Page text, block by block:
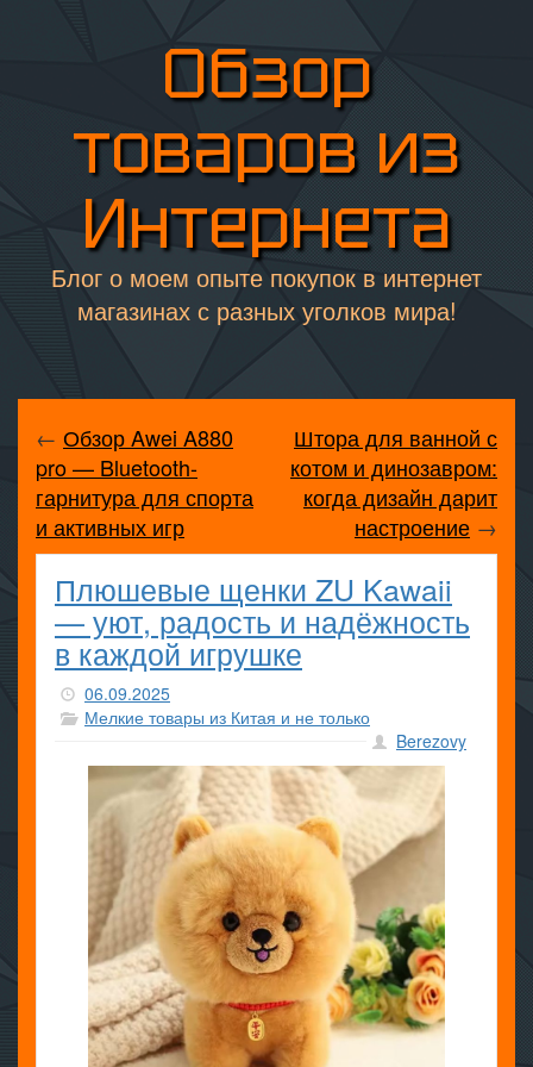
Обзор
товаров из
Интернета
Блог о моем опыте покупок в интернет
магазинах с разных уголков мира!
← Обзор Awei A880
pro — Bluetooth-
гарнитура для спорта
и активных игр
Штора для ванной с
котом и динозавром:
когда дизайн дарит
настроение →
Плюшевые щенки ZU Kawaii
— уют, радость и надёжность
в каждой игрушке
06.09.2025
Мелкие товары из Китая и не только
Berezovy